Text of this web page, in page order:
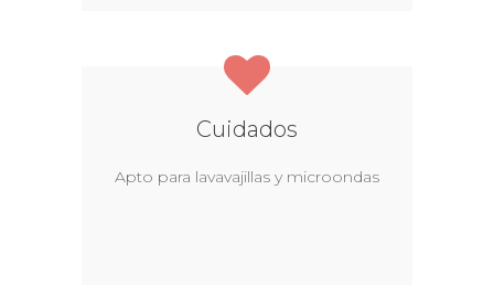
Cuidados
Apto para lavavajillas y microondas